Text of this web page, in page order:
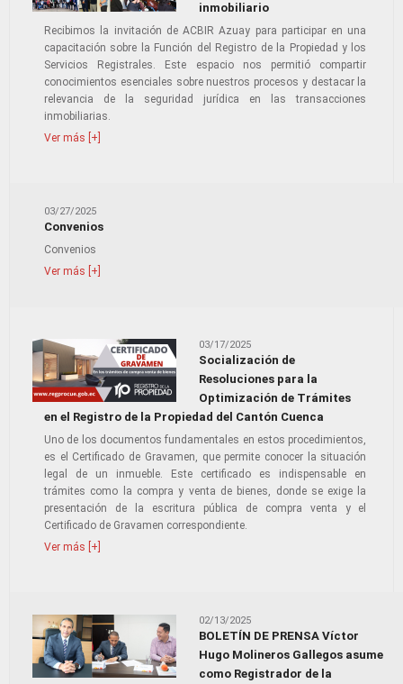
inmobiliario
Recibimos la invitación de ACBIR Azuay para participar en una
capacitación sobre la Función del Registro de la Propiedad y los
Servicios Registrales. Este espacio nos permitió compartir
conocimientos esenciales sobre nuestros procesos y destacar la
relevancia de la seguridad jurídica en las transacciones
inmobiliarias.
Ver más [+]
03/27/2025
Convenios
Convenios
Ver más [+]
03/17/2025
Socialización de
Resoluciones para la
Optimización de Trámites
en el Registro de la Propiedad del Cantón Cuenca
Uno de los documentos fundamentales en estos procedimientos,
es el Certificado de Gravamen, que permite conocer la situación
legal de un inmueble. Este certificado es indispensable en
trámites como la compra y venta de bienes, donde se exige la
presentación de la escritura pública de compra venta y el
Certificado de Gravamen correspondiente.
Ver más [+]
02/13/2025
BOLETÍN DE PRENSA Víctor
Hugo Molineros Gallegos asume
como Registrador de la